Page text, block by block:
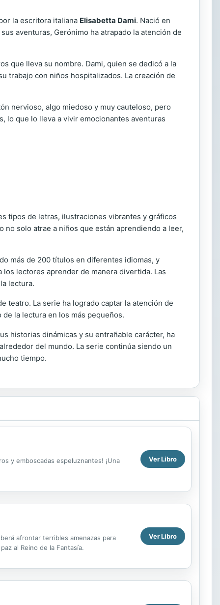
la escritora italiana Elisabetta Dami. Nació en
aventuras, Gerónimo ha atrapado la atención de
que lleva su nombre. Dami, quien se dedicó a la
trabajo con niños hospitalizados. La creación de
nervioso, algo miedoso y muy cauteloso, pero
lo que lo lleva a vivir emocionantes aventuras
tipos de letras, ilustraciones vibrantes y gráficos
solo atrae a niños que están aprendiendo a leer,
más de 200 títulos en diferentes idiomas, y
lectores aprender de manera divertida. Las
lectura.
teatro. La serie ha logrado captar la atención de
la lectura en los más pequeños.
historias dinámicas y su entrañable carácter, ha
del mundo. La serie continúa siendo un
tiempo.
y emboscadas espeluznantes! ¡Una Ver Libro
afrontar terribles amenazas para
al Reino de la Fantasía.
Ver Libro